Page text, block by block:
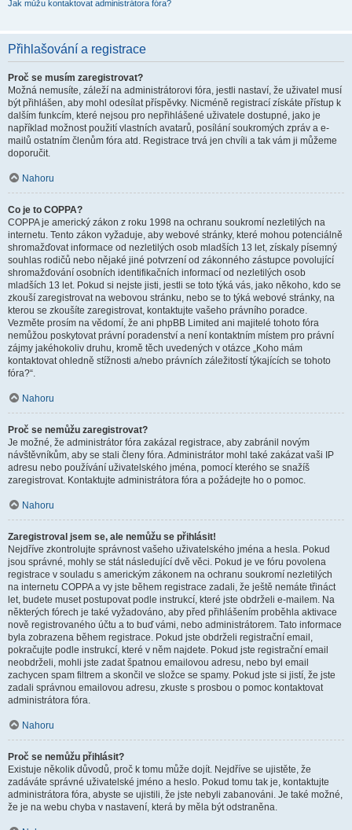
Jak můžu kontaktovat administrátora fóra?
Přihlašování a registrace
Proč se musím zaregistrovat?
Možná nemusíte, záleží na administrátorovi fóra, jestli nastaví, že uživatel musí
být přihlášen, aby mohl odesílat příspěvky. Nicméně registrací získáte přístup k
dalším funkcím, které nejsou pro nepřihlášené uživatele dostupné, jako je
například možnost použití vlastních avatarů, posílání soukromých zpráv a e-
mailů ostatním členům fóra atd. Registrace trvá jen chvíli a tak vám ji můžeme
doporučit.
Nahoru
Co je to COPPA?
COPPA je americký zákon z roku 1998 na ochranu soukromí nezletilých na
internetu. Tento zákon vyžaduje, aby webové stránky, které mohou potenciálně
shromažďovat informace od nezletilých osob mladších 13 let, získaly písemný
souhlas rodičů nebo nějaké jiné potvrzení od zákonného zástupce povolující
shromažďování osobních identifikačních informací od nezletilých osob
mladších 13 let. Pokud si nejste jisti, jestli se toto týká vás, jako někoho, kdo se
zkouší zaregistrovat na webovou stránku, nebo se to týká webové stránky, na
kterou se zkoušíte zaregistrovat, kontaktujte vašeho právního poradce.
Vezměte prosím na vědomí, že ani phpBB Limited ani majitelé tohoto fóra
nemůžou poskytovat právní poradenství a není kontaktním místem pro právní
zájmy jakéhokoliv druhu, kromě těch uvedených v otázce „Koho mám
kontaktovat ohledně stížnosti a/nebo právních záležitostí týkajících se tohoto
fóra?“.
Nahoru
Proč se nemůžu zaregistrovat?
Je možné, že administrátor fóra zakázal registrace, aby zabránil novým
návštěvníkům, aby se stali členy fóra. Administrátor mohl také zakázat vaši IP
adresu nebo používání uživatelského jména, pomocí kterého se snažíš
zaregistrovat. Kontaktujte administrátora fóra a požádejte ho o pomoc.
Nahoru
Zaregistroval jsem se, ale nemůžu se přihlásit!
Nejdříve zkontrolujte správnost vašeho uživatelského jména a hesla. Pokud
jsou správné, mohly se stát následující dvě věci. Pokud je ve fóru povolena
registrace v souladu s americkým zákonem na ochranu soukromí nezletilých
na internetu COPPA a vy jste během registrace zadali, že ještě nemáte třináct
let, budete muset postupovat podle instrukcí, které jste obdrželi e-mailem. Na
některých fórech je také vyžadováno, aby před přihlášením proběhla aktivace
nově registrovaného účtu a to buď vámi, nebo administrátorem. Tato informace
byla zobrazena během registrace. Pokud jste obdrželi registrační email,
pokračujte podle instrukcí, které v něm najdete. Pokud jste registrační email
neobdrželi, mohli jste zadat špatnou emailovou adresu, nebo byl email
zachycen spam filtrem a skončil ve složce se spamy. Pokud jste si jistí, že jste
zadali správnou emailovou adresu, zkuste s prosbou o pomoc kontaktovat
administrátora fóra.
Nahoru
Proč se nemůžu přihlásit?
Existuje několik důvodů, proč k tomu může dojít. Nejdříve se ujistěte, že
zadáváte správné uživatelské jméno a heslo. Pokud tomu tak je, kontaktujte
administrátora fóra, abyste se ujistili, že jste nebyli zabanováni. Je také možné,
že je na webu chyba v nastavení, která by měla být odstraněna.